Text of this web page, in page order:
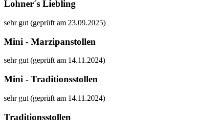
Lohner´s Liebling
sehr gut (geprüft am 23.09.2025)
Mini - Marzipanstollen
sehr gut (geprüft am 14.11.2024)
Mini - Traditionsstollen
sehr gut (geprüft am 14.11.2024)
Traditionsstollen